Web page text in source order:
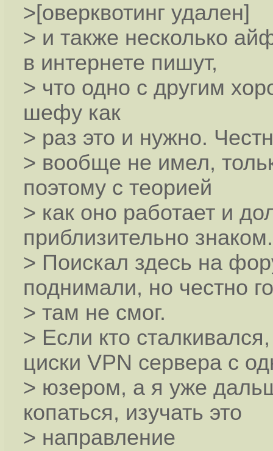
>[оверквотинг удален]
> и также несколько
в интернете пишут,
> что одно с другим
шефу как
> раз это и нужно.
> вообще не имел,
поэтому с теорией
> как оно работает и
приблизительно знаком.
> Поискал здесь на
поднимали, но честно
> там не смог.
> Если кто
циски VPN сервера с
> юзером, а я уже
копаться, изучать это
> направление